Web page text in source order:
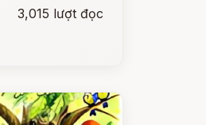
3,015 lượt đọc